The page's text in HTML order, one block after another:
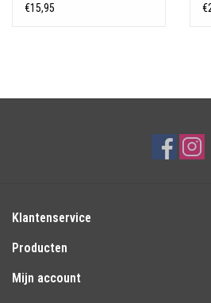
€15,95
Klantenservice
Producten
Mijn account